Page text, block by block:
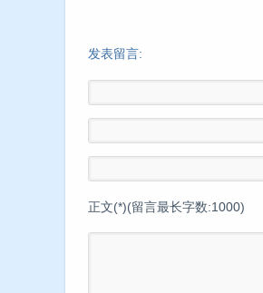
发表留言:
正文(*)(留言最长字数:1000)